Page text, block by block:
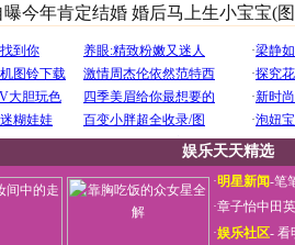
曝今年肯定结婚 婚后马上生小宝宝(
娱乐天天精选
·明星新闻-笔
·章子怡中田
·娱乐社区- 看